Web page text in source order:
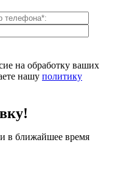
на обработку ваших
нашу политику
в ближайшее время